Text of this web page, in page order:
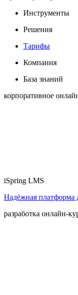
Инструменты
Решения
Тарифы
Компания
База знаний
корпоративное
iSpring LMS
Надёжная платформа
разработка онлайн-